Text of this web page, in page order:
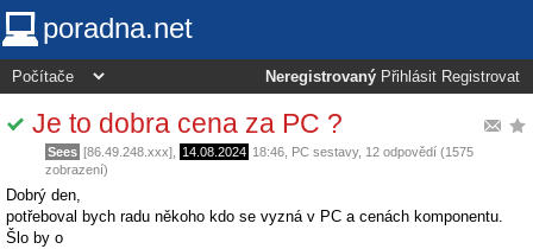
poradna.net
Neregistrovaný Přihlásit Registrovat
Je to dobra cena za PC ?
Sees [86.49.248.xxx], 14.08.2024 18:46 PC sestavy, 12 odpovědí (1575
zobrazení)
Dobrý den,
potřeboval bych radu někoho kdo se vyzná v PC a cenách komponentu.
Šlo by o